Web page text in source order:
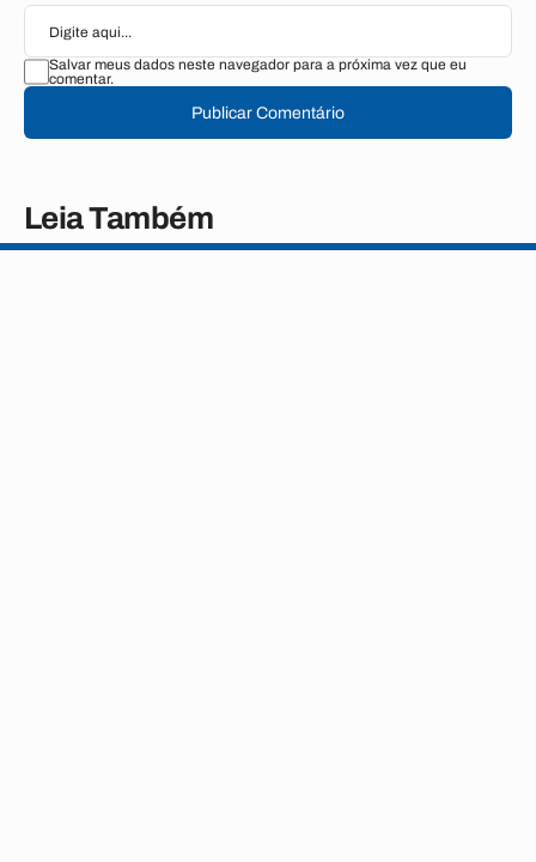
Salvar meus dados neste navegador para a próxima vez que eu
comentar.
Publicar Comentário
Leia Também